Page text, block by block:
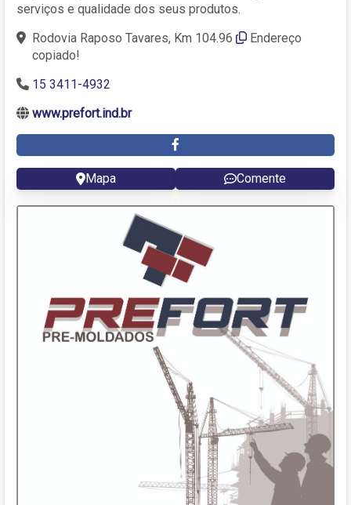
serviços e qualidade dos seus produtos.
Rodovia Raposo Tavares, Km 104.96
Endereço
copiado!
15 3411-4932
www.prefort.ind.br
Mapa Comente